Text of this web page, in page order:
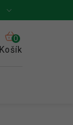
používání cookies
NÁKUPNÍ
KOŠÍK
Košík